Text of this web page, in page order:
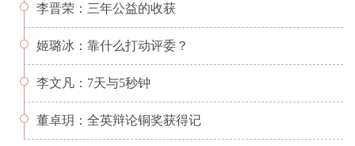
李晋荣：三年公益的收获
姬璐冰：靠什么打动评委？
李文凡：7天与5秒钟
董卓玥：全英辩论铜奖获得记